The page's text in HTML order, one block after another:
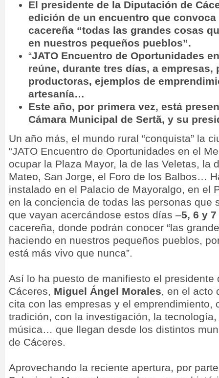
El presidente de la Diputación de
edición de un encuentro que
cacereña “todas las grandes cosas
en nuestros pequeños pueblos”.
“JATO Encuentro de Oportunidades
reúne, durante tres días, a empresas,
productoras, ejemplos de
artesanía…
Este año, por primera vez, está
Cámara Municipal de Sertã, y su
Un año más, el mundo rural “conquista” la
“JATO Encuentro de Oportunidades en el
ocupar la Plaza Mayor, la de las Veletas, la
Mateo, San Jorge, el Foro de los Balbos…
instalado en el Palacio de Mayoralgo, en el
en la conciencia de todas las personas que
que vayan acercándose estos días –5, 6 y
cacereña, donde podrán conocer “las
haciendo en nuestros pequeños pueblos,
está más vivo que nunca”.
Así lo ha puesto de manifiesto el presidente
Cáceres, Miguel Ángel Morales , en el
cita con las empresas y el emprendimiento,
tradición, con la investigación, la
música… que llegan desde los distintos
de Cáceres.
Aprovechando la reciente apertura, por